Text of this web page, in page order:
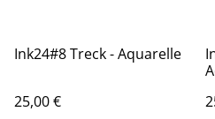
Ink24#8 Treck - Aquarelle
25,00 €